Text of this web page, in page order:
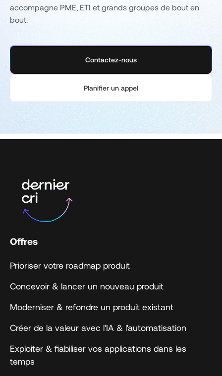
accompagne PME, ETI et grands groupes de bout en
bout.
Contactez-nous
Planifier un appel
Offres
Prioriser votre roadmap produit
Concevoir & lancer un nouveau produit
Moderniser & refondre un produit existant
Créer de la valeur avec l'IA & l'automatisation
Exploiter & fiabiliser vos applications dans les
temps